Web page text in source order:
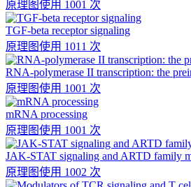
原理图使用 1001 次
TGF-beta receptor signaling
原理图使用 1011 次
RNA-polymerase II transcription: the
原理图使用 1001 次
mRNA processing
原理图使用 1001 次
JAK-STAT signaling and ARTD family
原理图使用 1002 次